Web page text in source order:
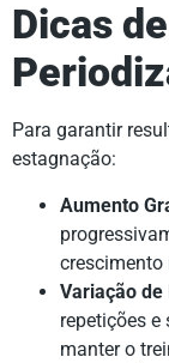
Dicas
Para garantir
estagnação:
Aumento
crescimento
Variação de
repetições e
manter o